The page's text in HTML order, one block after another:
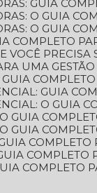
GUIA
O GUIA
O GUIA
COMPLETO
VOCÊ
UMA
GUIA
O GUIA
GUIA
GUIA
COMPLETO
COMPLETO